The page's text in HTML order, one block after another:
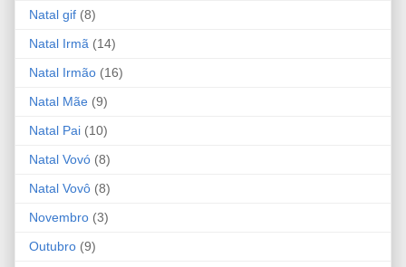
Natal gif (8)
Natal Irmã (14)
Natal Irmão (16)
Natal Mãe (9)
Natal Pai (10)
Natal Vovó (8)
Natal Vovô (8)
Novembro (3)
Outubro (9)